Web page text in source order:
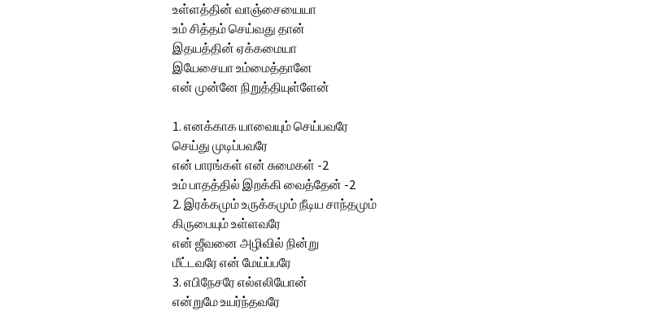
உள்ளத்தின் வாஞ்சையையா
உம் சித்தம் செய்வது தான்
இதயத்தின் ஏக்கமையா
இயேசையா உம்மைத்தானே
என் முன்னே நிறுத்தியுள்ளேன்
1. எனக்காக யாவையும் செய்பவரே
செய்து முடிப்பவரே
என் பாரங்கள் என் சுமைகள் -2
உம் பாதத்தில் இறக்கி வைத்தேன் -2
2. இரக்கமும் உருக்கமும் நீடிய சாந்தமும்
கிருபையும் உள்ளவரே
என் ஜீவனை அழிவில் நின்று
மீட்டவரே என் மேய்ப்பரே
3. எபிநேசரே எல்எலியோன்
என்றுமே உயர்ந்தவரே